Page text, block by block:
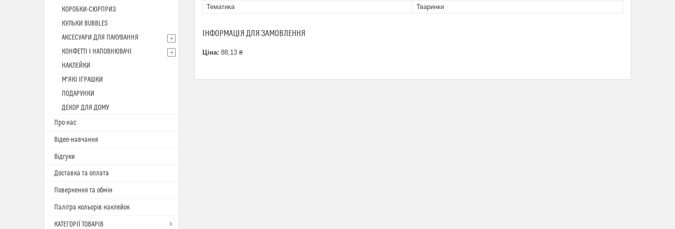
Тематика
Тваринки
ІНФОРМАЦІЯ ДЛЯ ЗАМОВЛЕННЯ
Ціна: 88,13 ₴
КОРОБКИ-СЮРПРИЗ
КУЛЬКИ BUBBLES
АКСЕСУАРИ ДЛЯ ПАКУВАННЯ
КОНФЕТТІ І НАПОВНЮВАЧІ
НАКЛЕЙКИ
М'ЯКІ ІГРАШКИ
ПОДАРУНКИ
ДЕКОР ДЛЯ ДОМУ
Про нас
Відео-навчання
Відгуки
Доставка та оплата
Повернення та обмін
Палітра кольорів наклейок
КАТЕГОРІЇ ТОВАРІВ